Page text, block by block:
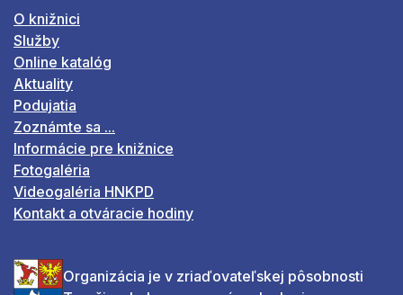
O knižnici
Služby
Online katalóg
Aktuality
Podujatia
Zoznámte sa ...
Informácie pre knižnice
Fotogaléria
Videogaléria HNKPD
Kontakt a otváracie hodiny
Organizácia je v zriaďovateľskej pôsobnosti